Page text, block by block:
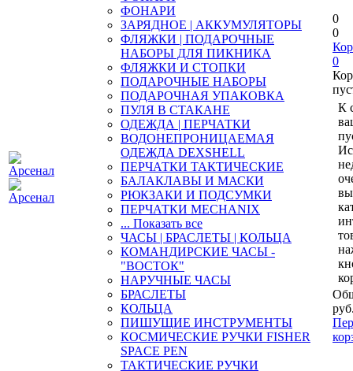
ФОНАРИ
ЗАРЯДНОЕ | АККУМУЛЯТОРЫ
ФЛЯЖКИ | ПОДАРОЧНЫЕ
НАБОРЫ ДЛЯ ПИКНИКА
ФЛЯЖКИ И СТОПКИ
ПОДАРОЧНЫЕ НАБОРЫ
ПОДАРОЧНАЯ УПАКОВКА
ПУЛЯ В СТАКАНЕ
ОДЕЖДА | ПЕРЧАТКИ
ВОДОНЕПРОНИЦАЕМАЯ
ОДЕЖДА DEXSHELL
ПЕРЧАТКИ ТАКТИЧЕСКИЕ
БАЛАКЛАВЫ И МАСКИ
РЮКЗАКИ И ПОДСУМКИ
ПЕРЧАТКИ MECHANIX
... Показать все
ЧАСЫ | БРАСЛЕТЫ | КОЛЬЦА
КОМАНДИРСКИЕ ЧАСЫ -
"ВОСТОК"
НАРУЧНЫЕ ЧАСЫ
БРАСЛЕТЫ
КОЛЬЦА
ПИШУЩИЕ ИНСТРУМЕНТЫ
КОСМИЧЕСКИЕ РУЧКИ FISHER
SPACE PEN
ТАКТИЧЕСКИЕ РУЧКИ
0
0
0
К